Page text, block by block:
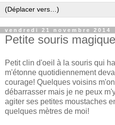
vendredi 21 novembre 2014
Petite souris magique
Petit clin d'oeil à la souris qui
m'étonne quotidiennement
courage! Quelques voisins
débarrasser mais je ne peux
agiter ses petites moustaches
quelques mètres de moi!